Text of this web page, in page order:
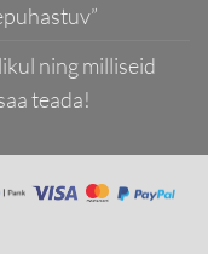
ning milliseid
teada!